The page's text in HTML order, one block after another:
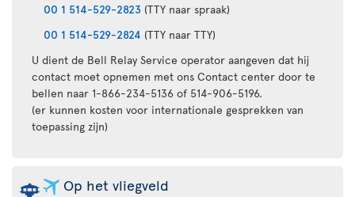
00 1 514-529-2823 (TTY naar spraak)
00 1 514-529-2824 (TTY naar TTY)
U dient de Bell Relay Service operator aangeven dat hij
contact moet opnemen met ons Contact center door te
bellen naar 1-866-234-5136 of 514-906-5196.
(er kunnen kosten voor internationale gesprekken van
toepassing zijn)
Op het vliegveld